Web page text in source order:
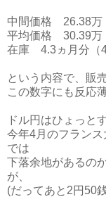
中間価格 26.38万
平均価格 30.39万
在庫 4.3ヵ月分（
という内容で、販
この数字にも反応
ドル円はひょっと
今年4月のフラン
では
下落余地があるの
が、
(だってあと2円50